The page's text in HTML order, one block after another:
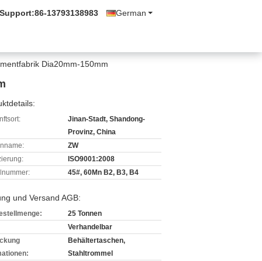
German
86-13793138983
Dia20mm-150mm
Jinan-Stadt, Shandong-
Provinz, China
ZW
ISO9001:2008
45#, 60Mn B2, B3, B4
und Versand AGB:
25 Tonnen
Verhandelbar
Behältertaschen,
Stahltrommel